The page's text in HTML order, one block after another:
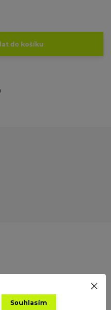
do košíku
525
Souhlasím